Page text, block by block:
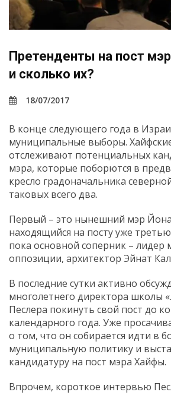
Претенденты на пост
и сколько их?
18/07/2017
В конце следующего года в
муниципальные выборы.
отслеживают потенциальных
мэра, которые поборются в
кресло градоначальника
таковых всего два.
Первый – это нынешний мэр
находящийся на посту уже
пока основной соперник – лидер
оппозиции, архитектор Эйнат
В последние сутки активно
многолетнего директора школы
Песлера покинуть свой пост до
календарного года. Уже
о том, что он собирается идти в
муниципальную политику и
кандидатуру на пост мэра Хайфы.
Впрочем, короткое интервью